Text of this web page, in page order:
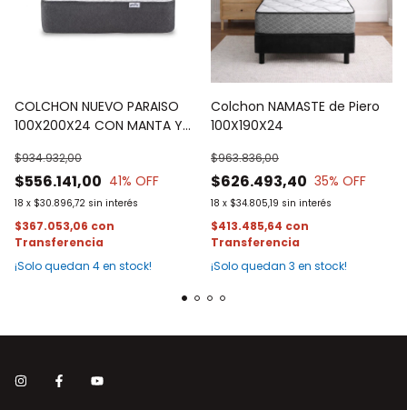
COLCHON NUEVO PARAISO
100X200X24 CON MANTA Y
$556.141,00
$934.932,00
41% OFF
18 x $30.896,72 sin interés
$367.053,06 con
¡Solo quedan 4en stock!
Colchon NAMASTE de Piero
100X190X24
$626.493,40
$963.836,00
35% OFF
18 x $34.805,19 sin interés
$413.485,64 con
¡Solo quedan 3 en stock!